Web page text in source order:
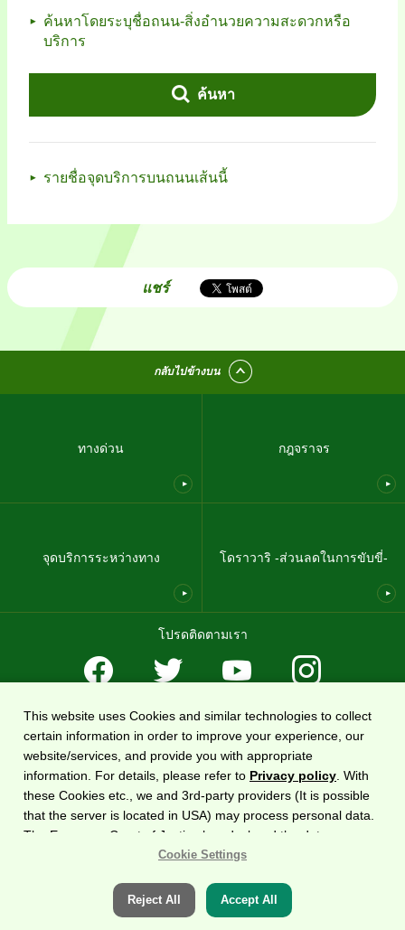
ค้นหาโดยระบุชื่อถนน-สิ่งอำนวยความสะดวกหรือ
บริการ
ค้นหา
รายชื่อจุดบริการบนถนนเส้นนี้
แชร์
กลับไปข้างบน
ทางด่วน กฎจราจร
จุดบริการระหว่างทาง โดราวาริ -ส่วนลดในการขับขี่-
โปรดติดตามเรา
ข้อตกลงในการใช้งาน นโยบายคุ้มครองความเป็นส่วนตัว แผนผังเว็บไซต์
เกี่ยวกับเรา
เว็บไซต์ข้อมูลทางด่วนทั่วประเทศDoRaPuRa (E-NEXCO Drive Plaza)บริหารโดย East
Nippon Expressway Company
.
ลิขสิทธิ์©2020 บริษัททางด่วนญี่ปุ่นตะวันออก จำกัด ขอสงวนลิขสิทธิ์
This website uses Cookies and similar technologies to collect
certain information in order to improve your experience, our
website/services, and provide you with appropriate
information. For details, please refer to Privacy policy . With
these Cookies etc., we and 3rd-party providers (It is possible
that the server is located in USA) may process personal data.
The European Court of Justice has declared the data
protection level in the USA to be inadequate. There is the risk
surveillance purposes.There is no effective legal remedy for it.
When you consent, you also consent to the possible use of
Cookie Settings
Reject All Accept All